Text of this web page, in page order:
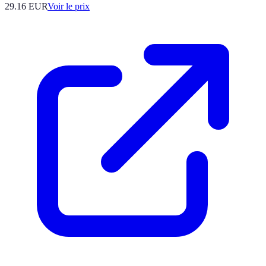
29.16 EURVoir le prix